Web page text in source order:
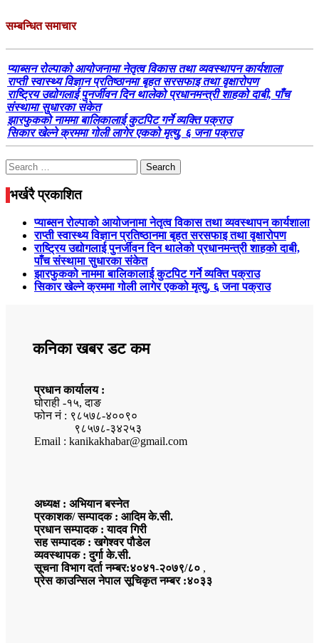
सम्बन्धित समाचार
प्याब्सन रोल्पाको आयोजनामा नेतृत्व विकास तथा व्यवस्थापन कार्यशाला
राप्ती स्वास्थ्य विज्ञान प्रतिष्ठानमा बृहत सरसफाइ तथा वृक्षारोपण
राष्ट्रिय उद्योगलाई पुनर्जीवन दिन थालेको प्रधानमन्त्री शाहको दाबी, पाँच
संस्थामा सुधारका संकेत
झारफुकको नाममा बालिकालाई कुटपिट गर्ने व्यक्ति पक्राउ
सिकार खेल्ने क्रममा गोली लागेर एकको मृत्यु, ६ जना पक्राउ
Search
for:
भर्खरै प्रकाशित
प्याब्सन रोल्पाको आयोजनामा नेतृत्व विकास तथा व्यवस्थापन कार्यशाला
राप्ती स्वास्थ्य विज्ञान प्रतिष्ठानमा बृहत सरसफाइ तथा वृक्षारोपण
राष्ट्रिय उद्योगलाई पुनर्जीवन दिन थालेको प्रधानमन्त्री शाहको दाबी,
पाँच संस्थामा सुधारका संकेत
झारफुकको नाममा बालिकालाई कुटपिट गर्ने व्यक्ति पक्राउ
सिकार खेल्ने क्रममा गोली लागेर एकको मृत्यु, ६ जना पक्राउ
कनिका खबर डट कम
प्रधान कार्यालय :
घोराही -१५, दाङ
फोन नं : ९८५७८-४००९०
९८५७८-३४२५३
Email : kanikakhabar@gmail.com
अध्यक्ष : अभियान बस्नेत
प्रकाशक/ सम्पादक : आदिम के.सी.
प्रधान सम्पादक : यादव गिरी
सह सम्पादक : खगेश्वर पौडेल
व्यवस्थापक : दुर्गा के.सी.
सूचना विभाग दर्ता नम्बर:४०४१-२०७९/८० ,
प्रेस काउन्सिल नेपाल सूचिकृत नम्बर :४०३३